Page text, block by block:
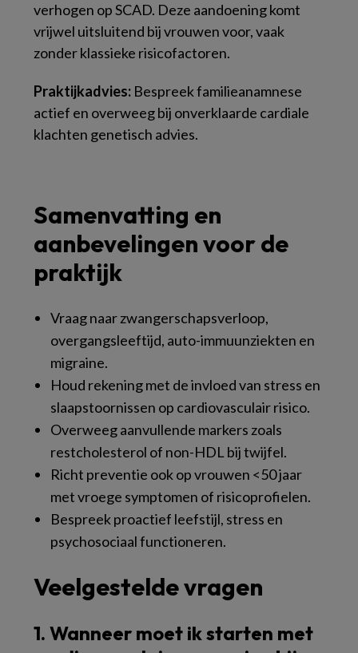
verhogen op SCAD. Deze aandoening komt
vrijwel uitsluitend bij vrouwen voor, vaak
zonder klassieke risicofactoren.
Praktijkadvies: Bespreek familieanamnese
actief en overweeg bij onverklaarde cardiale
klachten genetisch advies.
Samenvatting en
aanbevelingen voor de
praktijk
Vraag naar zwangerschapsverloop,
overgangsleeftijd, auto-immuunziekten en
migraine.
Houd rekening met de invloed van stress en
slaapstoornissen op cardiovasculair risico.
Overweeg aanvullende markers zoals
restcholesterol of non-HDL bij twijfel.
Richt preventie ook op vrouwen <50 jaar
met vroege symptomen of risicoprofielen.
Bespreek proactief leefstijl, stress en
psychosociaal functioneren.
Veelgestelde vragen
1. Wanneer moet ik starten met